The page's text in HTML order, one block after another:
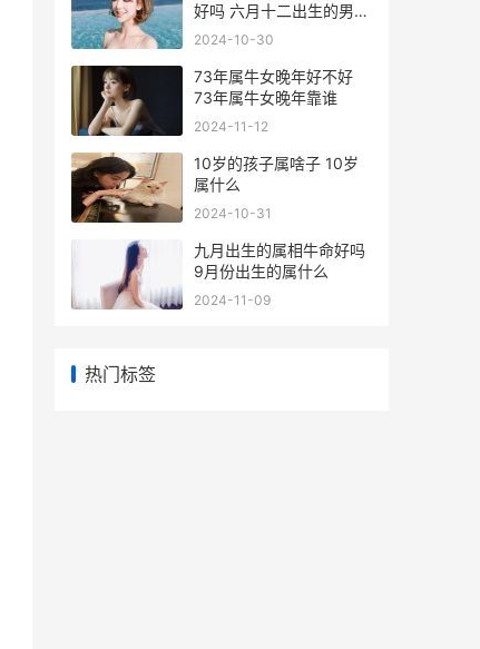
好吗 六月十二出生的男孩
命运
2024-10-30
73年属牛女晚年好不好
73年属牛女晚年靠谁
2024-11-12
10岁的孩子属啥子 10岁
属什么
2024-10-31
九月出生的属相牛命好吗
9月份出生的属什么
2024-11-09
热门标签